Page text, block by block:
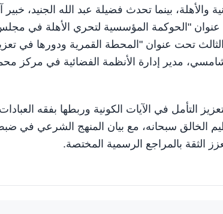
بينما تحدث فضيلة عبد الله الجنيد، خبير
"الحوكمة المؤسسية لتحري الأهلة في
تحت عنوان "المحطة القمرية ودورها في
مدير إدارة الأنظمة الفضائية في مركز
التأمل في الآيات الكونية وربطها بفقه
الخالق سبحانه، مع بيان المنهج الشرعي في
الثقة بالمراجع الرسمية المختصة.